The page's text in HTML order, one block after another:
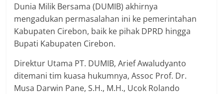
Dunia Milik Bersama (DUMIB) akhirnya
mengadukan permasalahan ini ke pemerintahan
Kabupaten Cirebon, baik ke pihak DPRD hingga
Bupati Kabupaten Cirebon.
Direktur Utama PT. DUMIB, Arief Awaludyanto
ditemani tim kuasa hukumnya, Assoc Prof. Dr.
Musa Darwin Pane, S.H., M.H., Ucok Rolando